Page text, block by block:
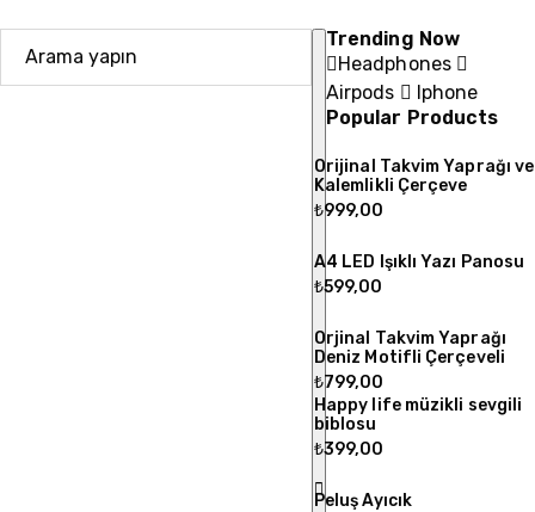
Trending Now
Headphones
Airpods
Iphone
Popular Products
Orijinal Takvim Yaprağı ve
Kalemlikli Çerçeve
₺999,00
A4 LED Işıklı Yazı Panosu
₺599,00
Orjinal Takvim Yaprağı
Deniz Motifli Çerçeveli
₺799,00
Happy life müzikli sevgili
biblosu
₺399,00
Peluş Ayıcık